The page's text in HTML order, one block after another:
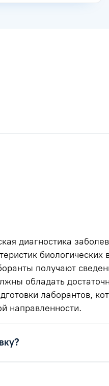
диагностика
получают
обладать
лаборантов,
направленности.